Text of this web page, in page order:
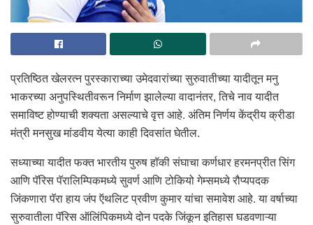
प्रतिष्ठित खेलरत्न पुरस्काराच्या उमेदवारांच्या सुरुवातीच्या यादीतून मनु
भाकरच्या अनुपस्थितीवरून निर्माण झालेल्या वादानंतर, तिचे नाव यादीत
समाविष्ट होण्याची शक्यता असल्याचे वृत्त आहे. अंतिम निर्णय केंद्रीय क्रीडा
मंत्री मनसुख मांडवीय येत्या काही दिवसांत घेतील.
सध्याच्या यादीत फक्त भारतीय पुरुष हॉकी संघाचा कर्णधार हरमनप्रीत सिंग
आणि पॅरिस पॅरालिम्पिकमध्ये सुवर्ण आणि टोकियो गेम्समध्ये रौप्यपदक
जिंकणारा पॅरा हाय जंप ऍथलिट प्रवीण कुमार यांचा समावेश आहे. या वर्षाच्या
सुरुवातीला पॅरिस ऑलिंपिकमध्ये दोन पदके जिंकून इतिहास घडवणाऱ्या